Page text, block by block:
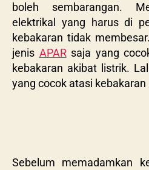
boleh sembarangan.
elektrikal yang harus di
kebakaran tidak
jenis APARsaja yang
kebakaran akibat listrik.
yang cocok atasi
Sebelum memadamkan